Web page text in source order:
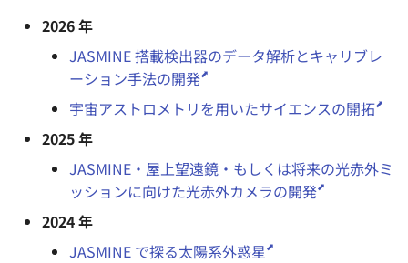
2026 年
JASMINE 搭載検出器のデータ解析とキャリブレ
ーション手法の開発
宇宙アストロメトリを用いたサイエンスの開拓
2025 年
JASMINE・屋上望遠鏡・もしくは将来の光赤外ミ
ッションに向けた光赤外カメラの開発
2024 年
JASMINE で探る太陽系外惑星